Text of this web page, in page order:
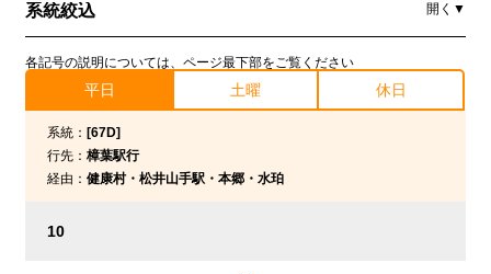
系統絞込 開く▼
各記号の説明については、ページ最下部をご覧ください
平日 土曜 休日
系統： [67D]
行先：樟葉駅行
経由：健康村・松井山手駅・本郷・水珀
10